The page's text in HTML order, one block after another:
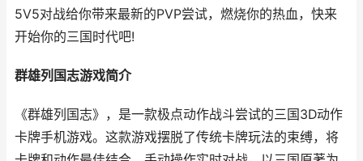
5V5对战给你带来最新的PVP尝试，燃烧你的热血，快来
开始你的三国时代吧!
群雄列国志游戏简介
《群雄列国志》，是一款极点动作战斗尝试的三国3D动作
卡牌手机游戏。这款游戏摆脱了传统卡牌玩法的束缚，将